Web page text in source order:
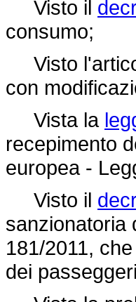
Visto il
consumo;
Visto
con
Vista la
recepimento
europea -
Visto il
sanzionatoria
181/2011,
dei